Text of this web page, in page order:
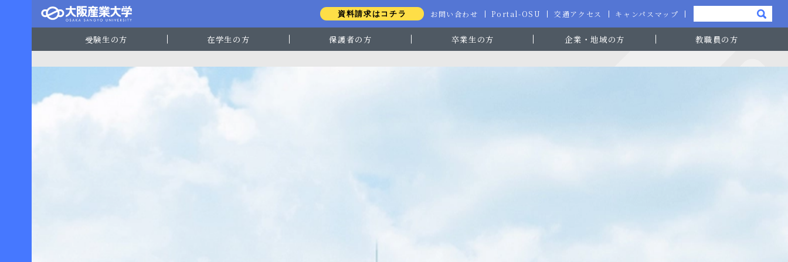
資料請求はコチラ お問い合わせ Portal-OSU 交通アクセス キャンパスマップ
受験生の方 在学生の方 保護者の方 卒業生の方 企業・地域の方 教職員の方